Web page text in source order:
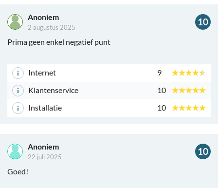
10
Anoniem
2 augustus 2025
Prima geen enkel negatief punt
Internet
9
Klantenservice
10
Installatie
10
10
Anoniem
22 juli 2025
Goed!